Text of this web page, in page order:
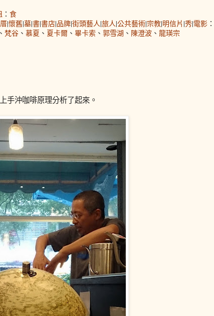
： 食
|懷舊|墓|書|書店|品牌|街頭藝人|旅人|公共藝術|宗教|明信片 |秀|電影 ：
、 梵谷 、 慕夏 、 夏卡爾 、 畢卡索 、 郭雪湖 、 陳澄波 、 龍瑛宗
手沖咖啡原理分析了起來。